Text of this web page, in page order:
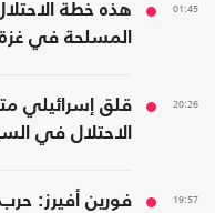
01:45
هذه خطة
المسلحة في
20:26
قلق إسرائيلي
الاحتلال في
19:57
فورين أفيرز: